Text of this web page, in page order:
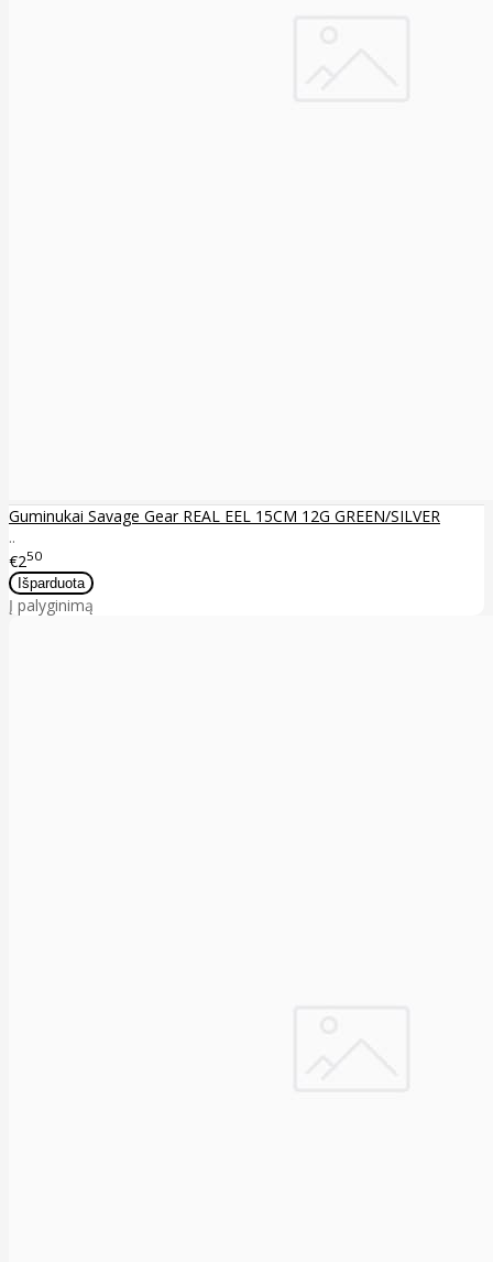
Guminukai Savage Gear REAL EEL 15CM 12G GREEN/SILVER
..
€250
Į palyginimą